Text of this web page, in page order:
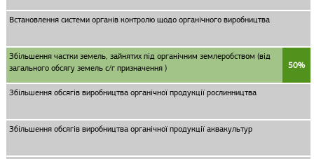
Встановлення системи органів контролю щодо органічного виробництва
Збільшення частки земель, зайнятих під органічним землеробством (від
загального обсягу земель с/г призначення )
50%
Збільшення обсягів виробництва органічної продукції рослинництва
Збільшення обсягів виробництва органічної продукції аквакультур